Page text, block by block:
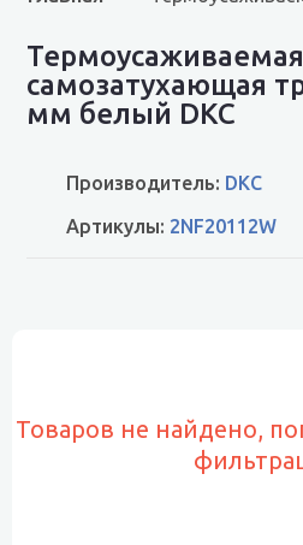
Термоусаживаемая
самозатухающая
мм белый DKC
Производитель: DKC
Артикулы: 2NF20112W
Товаров не найдено,